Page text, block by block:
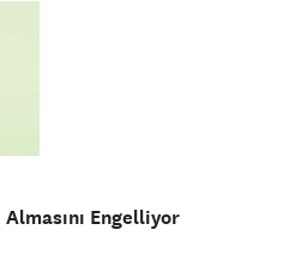
Engelliyor